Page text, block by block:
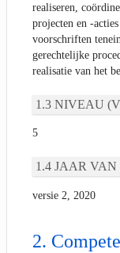
realiseren,
projecten en -
voorschriften
gerechtelijke
realisatie van het
NIVEAU
5
JAAR VAN
versie 2, 2020